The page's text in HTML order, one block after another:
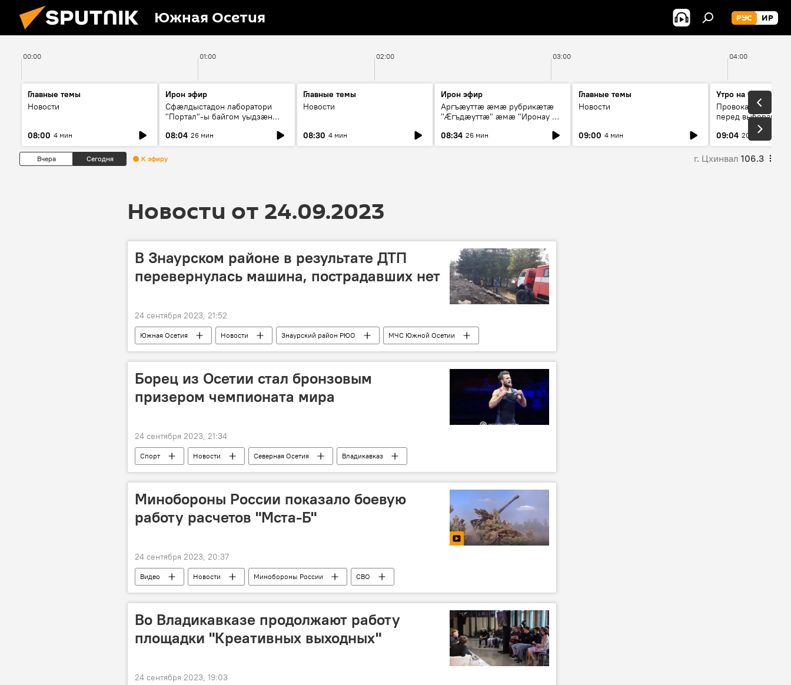
Южная Осетия РУС ИР
00:00 01:00 02:00 03:00 04:00
Главные темы
Новости
08:00 4 мин
Ирон эфир
Сфæлдыстадон лаборатори
"Портал"-ы байгом уыдзæн
Æхсары куыстыты равдыст
08:04 26 мин
Главные темы
Новости
08:30 4 мин
Ирон эфир
Аргъæуттæ æмæ рубрикæтæ
"Æгъдæуттæ" æмæ "Иронау æй
08:34 26 мин
Главные темы
Новости
09:00 4 мин
Утро на Спутнике
Провокации со
перед выборами в
09:04 20 мин
Вчера Сегодня К эфиру г. Цхинвал 106.3
Новости от 24.09.2023
В Знаурском районе в результате ДТП
перевернулась машина, пострадавших нет
24 сентября 2023, 21:52
Южная Осетия Новости Знаурский район РЮО
МЧС Южной Осетии
Цхинвал
Происшествия
Борец из Осетии стал бронзовым
призером чемпионата мира
24 сентября 2023, 21:34
Спорт Новости Северная Осетия Владикавказ
Минобороны России показало боевую
работу расчетов "Мста-Б"
24 сентября 2023, 20:37
Видео Новости Минобороны России СВО
Во Владикавказе продолжают работу
площадки "Креативных выходных"
24 сентября 2023, 19:03